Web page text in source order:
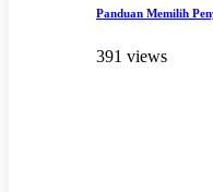
Panduan Memilih
391 views